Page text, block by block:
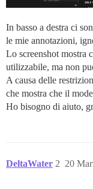
In basso a destra ci
le mie annotazioni,
Lo screenshot mostra
utilizzabile, ma non
A causa delle
che mostra che il
Ho bisogno di aiuto,
DeltaWater 20
2